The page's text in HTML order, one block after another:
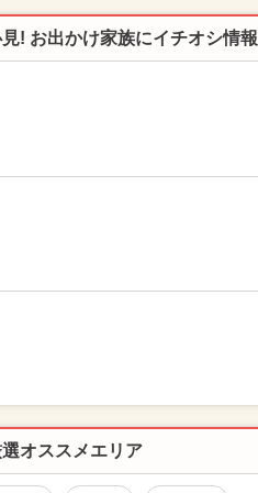
! お出かけ家族にイチオシ情報
オススメエリア